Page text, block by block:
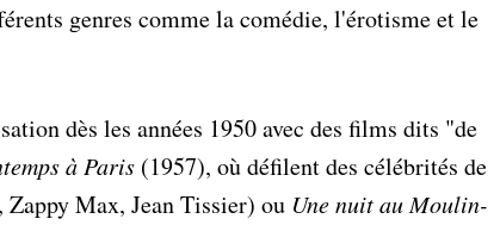
genres comme la comédie, l'érotisme et le
dès les années 1950 avec des films dits "de
à Paris (1957), où défilent des célébrités de
Max, Jean Tissier) ou Une nuit au Moulin-